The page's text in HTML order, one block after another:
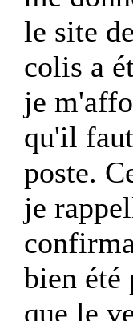
le site
colis a
je
qu'il
poste.
je
bien été
que le